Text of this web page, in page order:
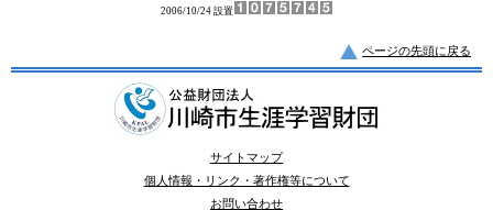
2006/10/24 設置
ページの先頭に戻る
サイトマップ
個人情報・リンク・著作権等について
お問い合わせ